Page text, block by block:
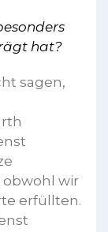
hat?
sagen,
obwohl wir
erfüllten.